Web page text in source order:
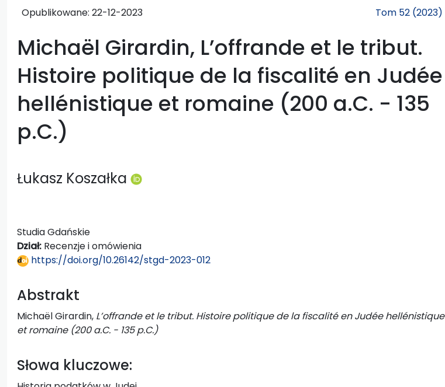
Opublikowane: 22-12-2023 Tom 52 (2023)
Michaël Girardin, L’offrande et le tribut.
Histoire politique de la fiscalité en Judée
hellénistique et romaine (200 a.C. - 135
p.C.)
Łukasz Koszałka
Studia Gdańskie
Dział: Recenzje i omówienia
https://doi.org/10.26142/stgd-2023-012
Abstrakt
Michaël Girardin, L’offrande et le tribut. Histoire politique de la fiscalité en Judée hellénistique
et romaine (200 a.C. - 135 p.C.)
Słowa kluczowe: